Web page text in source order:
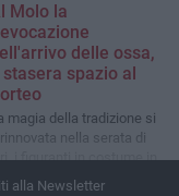
Molo la
delle ossa,
stasera spazio al
magia della tradizione si
nella serata di
i figuranti in costume in
fino a Bari
alla Newsletter